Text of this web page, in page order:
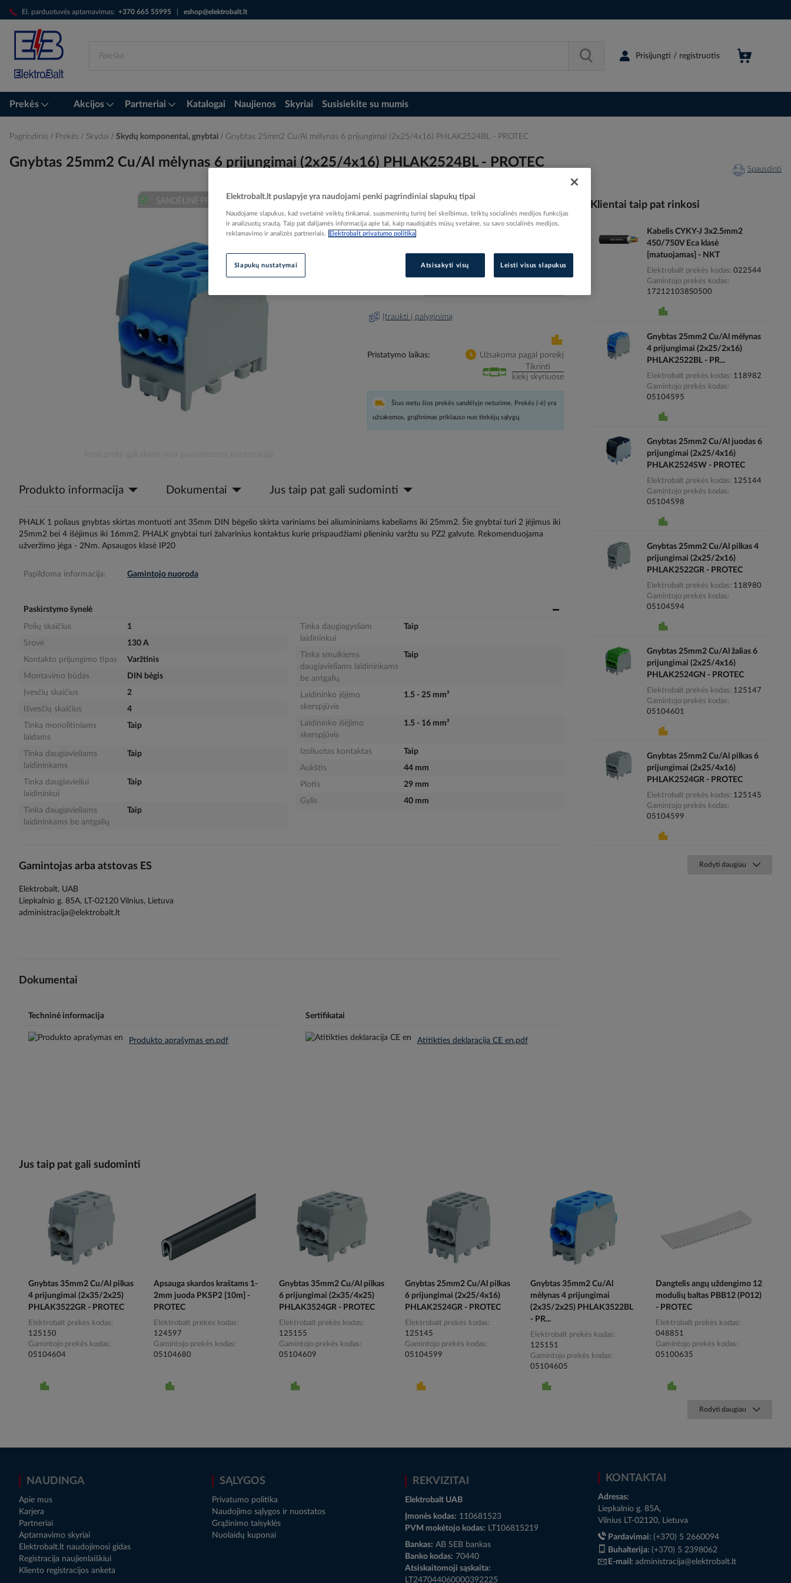
El. parduotuvės aptarnavimas: +370 665 55995 eshop@elektrobalt.lt
Skip
to
Content
Prisijungti / registruotis
Prekės Akcijos Partneriai Katalogai Naujienos Skyriai Susisiekite su mumis
Pagrindinis Prekės Skydai Skydų komponentai, gnybtai Gnybtas 25mm2 Cu/Al mėlynas 6 prijungimai (2x25/4x16) PHLAK2524BL - PROTEC
Gnybtas 25mm2 Cu/Al mėlynas 6 prijungimai (2x25/4x16) PHLAK2524BL - PROTEC Spausdinti
beginning
images
gallery
Elektrobalt prekės kodas
Gamintojo prekės kodas
05104600
Įtraukti į palyginimą
Pristatymo laikas
Užsakoma pagal poreikį
Tikrinti
kiekį skyriuose
Šiuo metu šios prekės sandėlyje neturime. Prekės (-ė) yra
užsakomos, grąžinimas priklauso nuo tiekėjų sąlygų.
Produkto informacija Dokumentai Jus taip pat gali sudominti
PHALK 1 poliaus gnybtas skirtas montuoti ant 35mm DIN bėgelio skirta variniams bei aliumininiams kabeliams iki 25mm2. Šie gnybtai turi 2 įėjimus iki
25mm2 bei 4 išėjimus iki 16mm2. PHALK gnybtai turi žalvarinius kontaktus kurie prispaudžiami plieniniu varžtu su PZ2 galvute. Rekomenduojama
užveržimo jėga - 2Nm. Apsaugos klasė IP20
Papildoma informacija: Gamintojo nuoroda
Paskirstymo šynelė
Polių skaičius
1
Srovė
130 A
Kontakto prijungimo tipas
Varžtinis
Montavimo būdas
DIN bėgis
Įvesčių skaičius
2
Išvesčių skaičius
4
Tinka monolitiniams
laidams
Taip
Tinka daugiavieliams
laidininkams
Taip
Tinka daugiavieliui
laidininkui
Taip
Tinka daugiavieliams
laidininkams be antgalių
Taip
Tinka daugiagysliam
laidininkui
Taip
Tinka smulkiems
daugiavieliams laidininkams
be antgalių
Taip
Laidininko įėjimo
skerspjūvis
1.5 - 25 mm²
Laidininko išėjimo
skerspjūvis
1.5 - 16 mm²
Izoliuotas kontaktas
Taip
Aukštis
44 mm
Plotis
29 mm
Gylis
40 mm
Gamintojas arba atstovas ES
Elektrobalt, UAB
Liepkalnio g. 85A, LT-02120 Vilnius, Lietuva
administracija@elektrobalt.lt
Dokumentai
Techninė informacija
Produkto aprašymas en.pdf
Sertifikatai
Atitikties deklaracija CE en.pdf
Klientai taip pat rinkosi
Kabelis CYKY-J 3x2.5mm2
450/750V Eca klasė
[matuojamas] - NKT
Elektrobalt prekės kodas 022544
Gamintojo prekės kodas
172121038S0500
Gnybtas 25mm2 Cu/Al mėlynas
4 prijungimai (2x25/2x16)
PHLAK2522BL - PR...
Elektrobalt prekės kodas
118982
Gamintojo prekės kodas
05104595
Gnybtas 25mm2 Cu/Al juodas 6
prijungimai (2x25/4x16)
PHLAK2524SW - PROTEC
Elektrobalt prekės kodas
125144
Gamintojo prekės kodas
05104598
Gnybtas 25mm2 Cu/Al pilkas 4
prijungimai (2x25/2x16)
PHLAK2522GR - PROTEC
Elektrobalt prekės kodas
118980
Gamintojo prekės kodas
05104594
Gnybtas 25mm2 Cu/Al žalias 6
prijungimai (2x25/4x16)
PHLAK2524GN - PROTEC
Elektrobalt prekės kodas
125147
Gamintojo prekės kodas
05104601
Gnybtas 25mm2 Cu/Al pilkas 6
prijungimai (2x25/4x16)
PHLAK2524GR - PROTEC
Elektrobalt prekės kodas
125145
Gamintojo prekės kodas
05104599
Rodyti daugiau
Jus taip pat gali sudominti
Gnybtas 35mm2 Cu/Al pilkas
4 prijungimai (2x35/2x25)
PHLAK3522GR - PROTEC
Elektrobalt prekės kodas
125150
Gamintojo prekės kodas
05104604
Apsauga skardos kraštams 1-
2mm juoda PKSP2 [10m] -
PROTEC
Elektrobalt prekės kodas
124597
Gamintojo prekės kodas
05104680
Gnybtas 35mm2 Cu/Al pilkas
6 prijungimai (2x35/4x25)
PHLAK3524GR - PROTEC
Elektrobalt prekės kodas
125155
Gamintojo prekės kodas
05104609
Gnybtas 25mm2 Cu/Al pilkas
6 prijungimai (2x25/4x16)
PHLAK2524GR - PROTEC
Elektrobalt prekės kodas
125145
Gamintojo prekės kodas
05104599
Gnybtas 35mm2 Cu/Al
mėlynas 4 prijungimai
(2x35/2x25) PHLAK3522BL
- PR...
Elektrobalt prekės kodas
125151
Gamintojo prekės kodas
05104605
Dangtelis angų uždengimo 12
modulių baltas PBB12 (P012)
- PROTEC
Elektrobalt prekės kodas
048851
Gamintojo prekės kodas
05100635
Rodyti daugiau
NAUDINGA
Apie mus
Karjera
Partneriai
Aptarnavimo skyriai
Elektrobalt.lt naudojimosi gidas
Registracija naujienlaiškiui
Kliento registracijos anketa
SĄLYGOS
Privatumo politika
Naudojimo sąlygos ir nuostatos
Grąžinimo taisyklės
Nuolaidų kuponai
REKVIZITAI
Elektrobalt UAB
Įmonės kodas: 110681523
PVM mokėtojo kodas: LT106815219
Bankas: AB SEB bankas
Banko kodas: 70440
Atsiskaitomoji sąskaita:
LT247044060000392225
KONTAKTAI
Adresas:
Liepkalnio g. 85A,
Vilnius LT-02120, Lietuva
Pardavimai: (+370) 5 2660094
Buhalterija: (+370) 5 2398062
E-mail: administracija@elektrobalt.lt
Elektrobalt.lt puslapyje yra naudojami penki pagrindiniai slapukų tipai
Naudojame slapukus, kad svetainė veiktų tinkamai, suasmenintų turinį bei skelbimus, teiktų socialinės medijos funkcijas
ir analizuotų srautą. Taip pat dalijamės informacija apie tai, kaip naudojatės mūsų svetaine, su savo socialinės medijos,
reklamavimo ir analizės partneriais.
Elektrobalt privatumo politika
Slapukų nustatymai Atsisakyti visų Leisti visus slapukus